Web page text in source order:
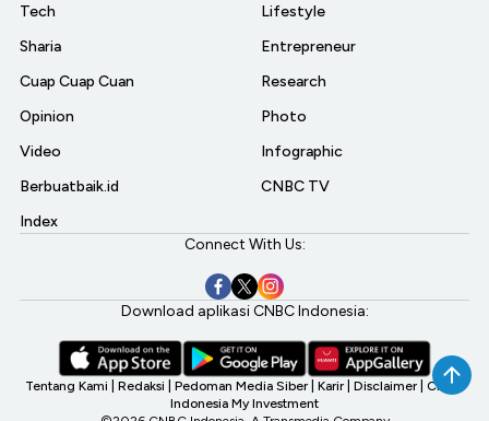
Tech
Sharia
Cuap Cuap Cuan
Opinion
Video
Berbuatbaik.id
Index
Lifestyle
Entrepreneur
Research
Photo
Infographic
CNBC TV
Connect With Us:
Download aplikasi CNBC Indonesia:
Tentang Kami Redaksi Pedoman Media Siber Karir Disclaimer CNBC
Indonesia My Investment